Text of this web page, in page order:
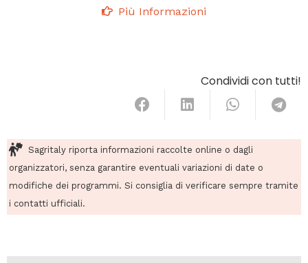
Più Informazioni
Condividi con tutti!
Sagritaly riporta informazioni raccolte online o dagli
organizzatori, senza garantire eventuali variazioni di date o
modifiche dei programmi. Si consiglia di verificare sempre tramite
i contatti ufficiali.